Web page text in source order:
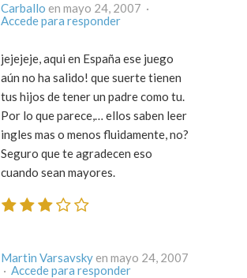
Carballo
en mayo 24, 2007 ·
Accede para responder
jejejeje, aqui en España ese juego
aún no ha salido! que suerte tienen
tus hijos de tener un padre como tu.
Por lo que parece,… ellos saben leer
ingles mas o menos fluidamente, no?
Seguro que te agradecen eso
cuando sean mayores.
Martin Varsavsky en mayo 24, 2007
· Accede para responder